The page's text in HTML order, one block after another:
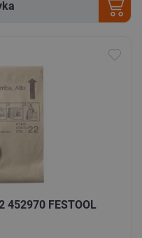
452970 FESTOOL